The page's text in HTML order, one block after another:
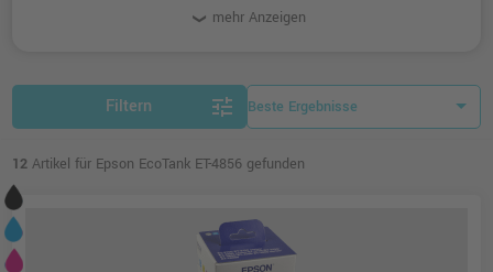
originalen Druckerpatronen von Epson
unserer Hausmarke Ampertec
mehr Anzeigen
Filtern tune
12 Artikel für Epson EcoTank ET-4856 gefunden